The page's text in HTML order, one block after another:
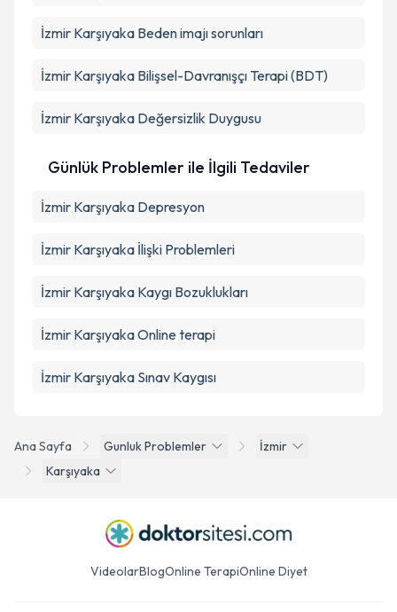
Ana Sayfa Gunluk Problemler
İzmir
Karşıyaka
İzmir Karşıyaka Beden imajı sorunları
İzmir Karşıyaka Bilişsel-Davranışçı Terapi (BDT)
İzmir Karşıyaka Değersizlik Duygusu
Günlük Problemler ile İlgili Tedaviler
İzmir Karşıyaka Depresyon
İzmir Karşıyaka İlişki Problemleri
İzmir Karşıyaka Kaygı Bozuklukları
İzmir Karşıyaka Online terapi
İzmir Karşıyaka Sınav Kaygısı
VideolarBlogOnline TerapiOnline Diyet